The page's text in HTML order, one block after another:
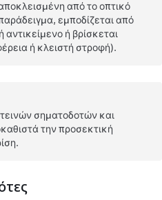
από το οπτικό
εμποδίζεται από
ή βρίσκεται
ή κλειστή στροφή).
σηματοδοτών και
την προσεκτική